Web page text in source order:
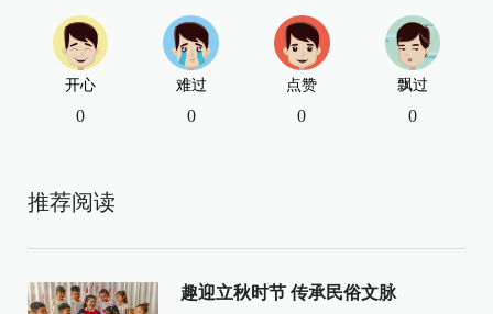
开心
0
难过
0
点赞
0
飘过
0
推荐阅读
趣迎立秋时节 传承民俗文脉